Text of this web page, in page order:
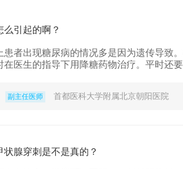
么引起的啊？
患者出现糖尿病的情况多是因为遗传导致
在医生的指导下用降糖药物治疗。平时还要
副主任医师 首都医科大学附属北京朝阳医院
状腺穿刺是不是真的？